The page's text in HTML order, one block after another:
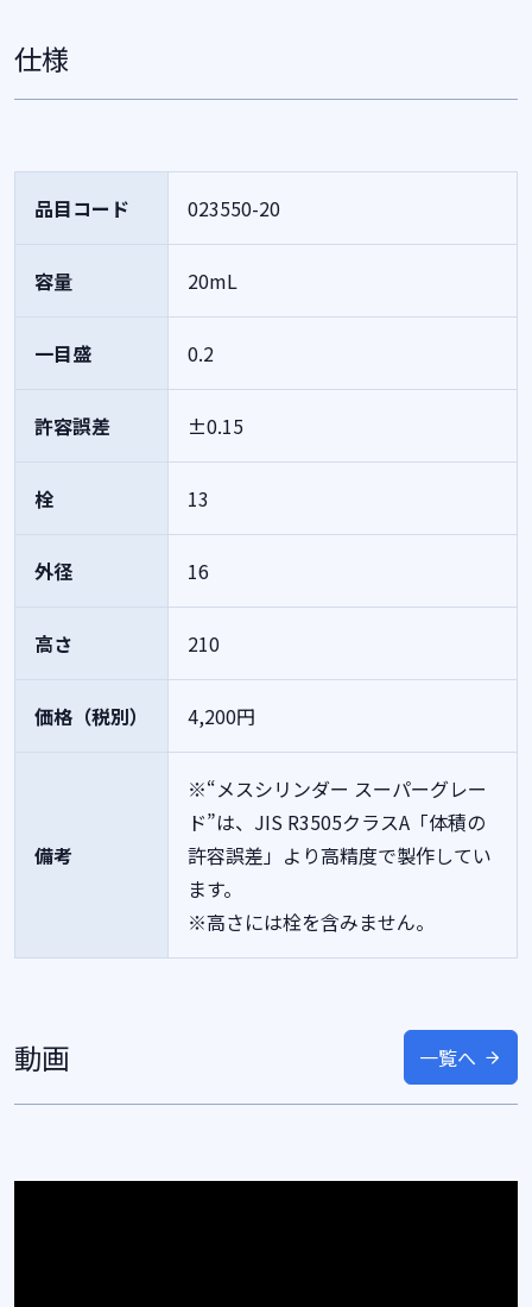
仕様
品目コード 023550-20
容量 20mL
一目盛 0.2
許容誤差 ±0.15
栓 13
外径 16
高さ 210
価格（税別） 4,200円
備考
※“メスシリンダー スーパーグレー
ド”は、JIS R3505クラスA「体積の
許容誤差」より高精度で製作してい
ます。
※高さには栓を含みません。
動画 一覧へ